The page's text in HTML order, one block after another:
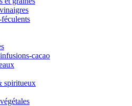
cacao
spiritueux